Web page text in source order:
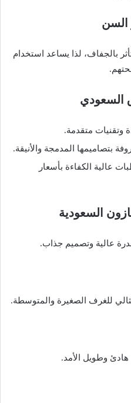
السن
بالجفاف، لذا يساعد استخدام
السعودي
وتقنيات متقدمة.
بتصاميمها المدمجة والأنيقة.
عالية الكفاءة بأسعار
السعودية
عالية وتصميم جذاب.
للغرف الصغيرة والمتوسطة.
هادئ وطويل الأمد.